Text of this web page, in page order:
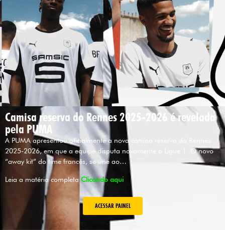
Camisa reserva do Rennes 2025-2026 é revelada
pela PUMA
A PUMA apresentou oficialmente a nova camisa reserva do Rennes
2025-2026, em que a equipe disputa novamente a Ligue 1. O novo
“away kit” do time francês, se une ao…
Leia a matéria completa Clicando aqui
ACESSAR PAINEL